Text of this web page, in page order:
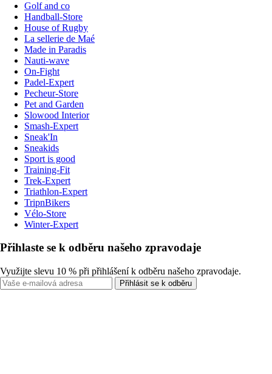
Golf and co
Handball-Store
House of Rugby
La sellerie de Maé
Made in Paradis
Nauti-wave
On-Fight
Padel-Expert
Pecheur-Store
Pet and Garden
Slowood Interior
Smash-Expert
Sneak'In
Sneakids
Sport is good
Training-Fit
Trek-Expert
Triathlon-Expert
TripnBikers
Vélo-Store
Winter-Expert
Přihlaste se k odběru našeho zpravodaje
Využijte slevu 10 % při přihlášení k odběru našeho zpravodaje.
Přihlásit se k odběru